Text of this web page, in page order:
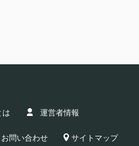
は 運営者情報
お問い合わせ サイトマップ